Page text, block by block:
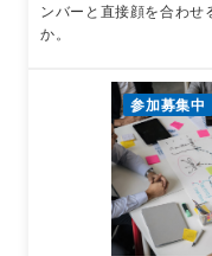
ンバーと直接顔を合わせ
か。
参加募集中